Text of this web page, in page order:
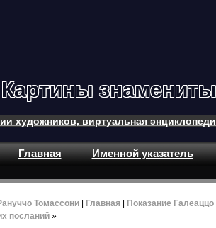
Картины
художников, виртуальная
Главная Именной указатель
Томассони Главная
Показание
посланий »